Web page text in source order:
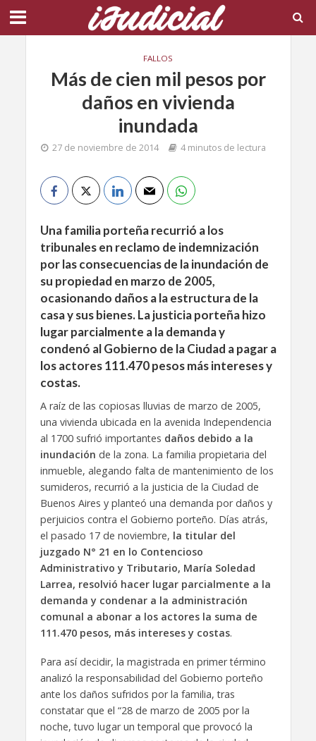
FALLOS
Más de cien mil pesos por
daños en vivienda
inundada
27 de noviembre de 2014 4 minutos de lectura
Una familia porteña recurrió a los
tribunales en reclamo de indemnización
por las consecuencias de la inundación de
su propiedad en marzo de 2005,
ocasionando daños a la estructura de la
casa y sus bienes. La justicia porteña hizo
lugar parcialmente a la demanda y
condenó al Gobierno de la Ciudad a pagar a
los actores 111.470 pesos más intereses y
costas.
A raíz de las copiosas lluvias de marzo de 2005,
una vivienda ubicada en la avenida Independencia
al 1700 sufrió importantes daños debido a la
inundación de la zona. La familia propietaria del
inmueble, alegando falta de mantenimiento de los
sumideros, recurrió a la justicia de la Ciudad de
Buenos Aires y planteó una demanda por daños y
perjuicios contra el Gobierno porteño. Días atrás,
el pasado 17 de noviembre, la titular del
juzgado N° 21 en lo Contencioso
Administrativo y Tributario, María Soledad
Larrea, resolvió hacer lugar parcialmente a la
demanda y condenar a la administración
comunal a abonar a los actores la suma de
111.470 pesos, más intereses y costas.
Para así decidir, la magistrada en primer término
analizó la responsabilidad del Gobierno porteño
ante los daños sufridos por la familia, tras
constatar que el “28 de marzo de 2005 por la
noche, tuvo lugar un temporal que provocó la